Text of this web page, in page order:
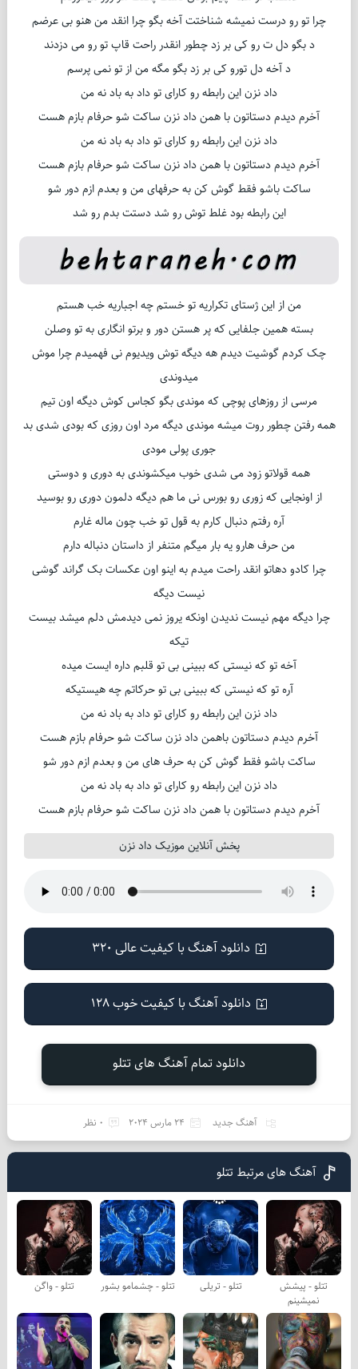
چرا تو رو درست نمیشه شناختت آخه بگو چرا انقد من هنو بی عرضم
د بگو دل ت رو کی بر زد چطور انقدر راحت قاپ تو رو می دزدند
د آخه دل تورو کی بر زد بگو مگه من از تو نمی پرسم
داد نزن این رابطه رو کارای تو داد به باد نه من
آخرم دیدم دستاتون با همن داد نزن ساکت شو حرفام بازم هست
داد نزن این رابطه رو کارای تو داد به باد نه من
آخرم دیدم دستاتون با همن داد نزن ساکت شو حرفام بازم هست
ساکت باشو فقط گوش کن به حرفهای من و بعدم ازم دور شو
این رابطه بود غلط توش رو شد دستت بدم رو شد
من از این ژستای تکراریه تو خستم چه اجباریه خب هستم
بسته همین جلفایی که پر هستن دور و برتو انگاری به تو وصلن
چک کردم گوشیت دیدم هه دیگه توش ویدیوم نی فهمیدم چرا موش
میدوندی
مرسی از روزهای پوچی که موندی بگو کجاس کوش دیگه اون تیم
همه رفتن چطور روت میشه موندی دیگه مرد اون روزی که بودی شدی بد
جوری پولی مودی
همه قولاتو زود می شدی خوب میکشوندی به دوری و دوستی
از اونجایی که زوری رو بورس نی ما هم دیگه دلمون دوری رو بوسید
آره رفتم دنبال کارم به قول تو خب چون ماله غارم
من حرف هارو یه بار میگم متنفر از داستان دنباله دارم
چرا کادو دهاتو انقد راحت میدم به اینو اون عکسات بک گراند گوشی
نیست دیگه
چرا دیگه مهم نیست ندیدن اونکه یروز نمی دیدمش دلم میشد بیست
تیکه
آخه تو که نیستی که ببینی بی تو قلبم داره ایست میده
آره تو که نیستی که ببینی بی تو حرکاتم چه هیستیکه
داد نزن این رابطه رو کارای تو داد به باد نه من
آخرم دیدم دستاتون باهمن داد نزن ساکت شو حرفام بازم هست
ساکت باشو فقط گوش کن به حرف های من و بعدم ازم دور شو
داد نزن این رابطه رو کارای تو داد به باد نه من
آخرم دیدم دستاتون با همن داد نزن ساکت شو حرفام بازم هست
پخش آنلاین موزیک داد نزن
دانلود آهنگ با کیفیت عالی 320
دانلود آهنگ با کیفیت خوب 128
دانلود تمام آهنگ های تتلو
آهنگ جدید 24 مارس 2024 0 نظر
آهنگ های مرتبط تتلو
تتلو - پیشش
نمیشینم
تتلو - تریلی تتلو - چشمامو بشور تتلو - واگن